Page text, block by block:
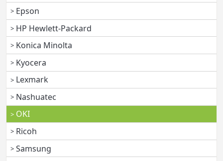
Epson
HP Hewlett-Packard
Konica Minolta
Kyocera
Lexmark
Nashuatec
OKI
Ricoh
Samsung